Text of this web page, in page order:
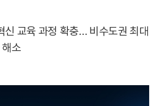
신 교육 과정 확충… 비수도권 최대
소